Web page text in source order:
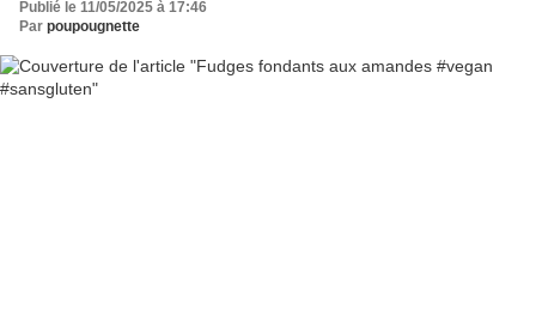
Publié le 11/05/2025 à 17:46
Par poupougnette